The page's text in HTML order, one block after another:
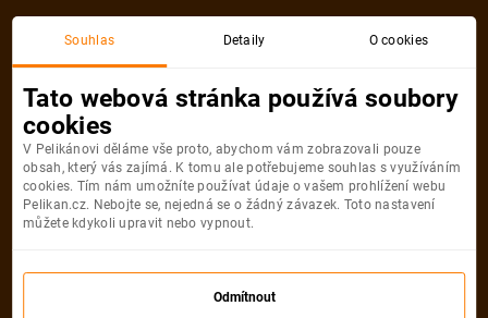
Souhlas Detaily O cookies
Tato webová stránka používá soubory
cookies
V Pelikánovi děláme vše proto, abychom vám zobrazovali pouze
obsah, který vás zajímá. K tomu ale potřebujeme souhlas s využíváním
cookies. Tím nám umožníte používat údaje o vašem prohlížení webu
Pelikan.cz. Nebojte se, nejedná se o žádný závazek. Toto nastavení
můžete kdykoli upravit nebo vypnout.
Odmítnout